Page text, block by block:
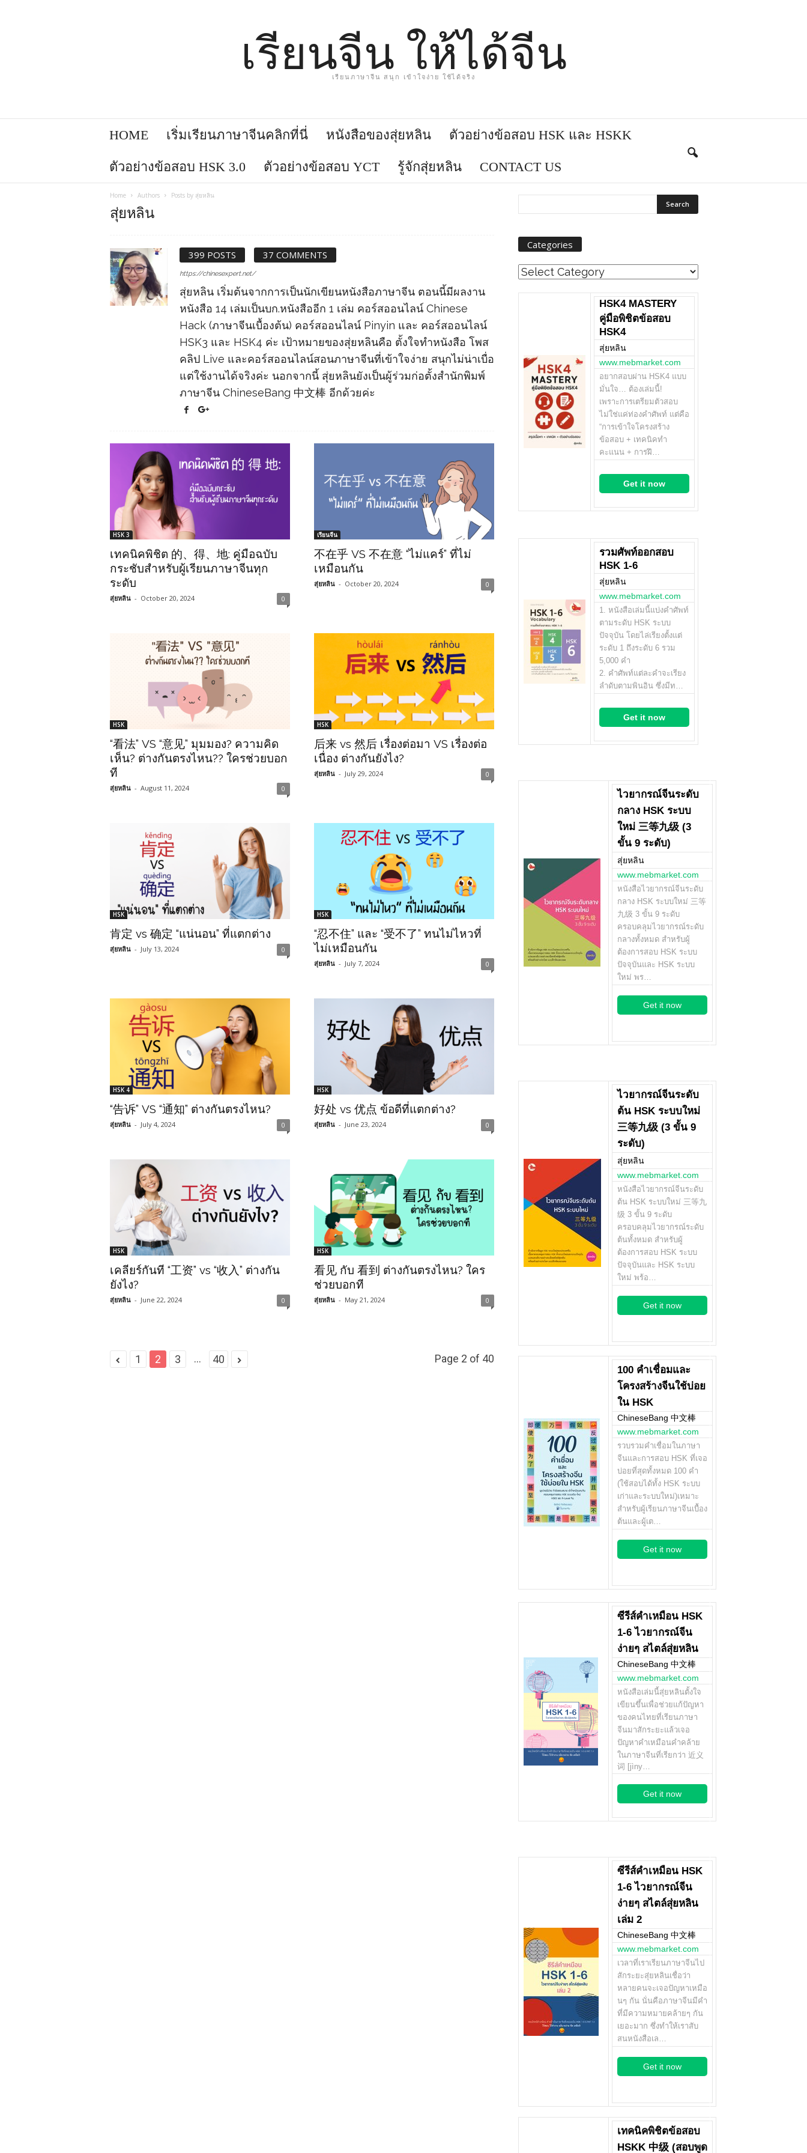
เรียนจีน ให้ได้จีน
เรียนภาษาจีน สนุก เข้าใจง่าย ใช้ได้จริง
HOME เริ่มเรียนภาษาจีนคลิกที่นี่ หนังสือของสุ่ยหลิน ตัวอย่างข้อสอบ HSK และ HSKK
ตัวอย่างข้อสอบ HSK 3.0 ตัวอย่างข้อสอบ YCT รู้จักสุ่ยหลิน CONTACT US
Home Authors Posts by สุ่ยหลิน
สุ่ยหลิน
399 POSTS 37 COMMENTS
https://chinesexpert.net/
สุ่ยหลิน เริ่มต้นจากการเป็นนักเขียนหนังสือภาษาจีน ตอนนี้มีผลงาน
หนังสือ 14 เล่มเป็นบก.หนังสืออีก 1 เล่ม คอร์สออนไลน์ Chinese
Hack (ภาษาจีนเบื้องต้น) คอร์สออนไลน์ Pinyin และ คอร์สออนไลน์
HSK3 และ HSK4 ค่ะ เป้าหมายของสุ่ยหลินคือ ตั้งใจทำหนังสือ โพส
คลิป Live และคอร์สออนไลน์สอนภาษาจีนที่เข้าใจง่าย สนุกไม่น่าเบื่อ
แต่ใช้งานได้จริงค่ะ นอกจากนี้ สุ่ยหลินยังเป็นผู้ร่วมก่อตั้งสำนักพิมพ์
ภาษาจีน ChineseBang 中文棒 อีกด้วยค่ะ
HSK 3
เทคนิคพิชิต 的、得、地: คู่มือฉบับ
กระชับสำหรับผู้เรียนภาษาจีนทุก
ระดับ
สุ่ยหลิน - October 20, 2024 0
เรียนจีน
不在乎 VS 不在意 “ไม่แคร์” ที่ไม่
เหมือนกัน
สุ่ยหลิน - October 20, 2024 0
HSK
“看法” VS “意见” มุมมอง? ความคิด
เห็น? ต่างกันตรงไหน?? ใครช่วยบอก
ที
สุ่ยหลิน - August 11, 2024 0
HSK
后来 vs 然后 เรื่องต่อมา VS เรื่องต่อ
เนื่อง ต่างกันยังไง?
สุ่ยหลิน - July 29, 2024 0
HSK
肯定 vs 确定 “แน่นอน” ที่แตกต่าง
สุ่ยหลิน - July 13, 2024 0
HSK
“忍不住” และ “受不了” ทนไม่ไหวที่
ไม่เหมือนกัน
สุ่ยหลิน - July 7, 2024 0
HSK 4
“告诉” VS “通知” ต่างกันตรงไหน?
สุ่ยหลิน - July 4, 2024 0
HSK
好处 vs 优点 ข้อดีที่แตกต่าง?
สุ่ยหลิน - June 23, 2024 0
HSK
เคลียร์กันที “工资” vs “收入” ต่างกัน
ยังไง?
สุ่ยหลิน - June 22, 2024 0
HSK
看见 กับ 看到 ต่างกันตรงไหน? ใคร
ช่วยบอกที
สุ่ยหลิน - May 21, 2024 0
1 2 3 ... 40 Page 2 of 40
Categories
Categories
HSK4 MASTERY
คู่มือพิชิตข้อสอบ
HSK4
สุ่ยหลิน
www.mebmarket.com
อยากสอบผ่าน HSK4 แบบ
มั่นใจ… ต้องเล่มนี้!
เพราะการเตรียมตัวสอบ
ไม่ใช่แค่ท่องคำศัพท์ แต่คือ
“การเข้าใจโครงสร้าง
ข้อสอบ + เทคนิคทำ
คะแนน + การฝึ…
Get it now
รวมศัพท์ออกสอบ
HSK 1-6
สุ่ยหลิน
www.mebmarket.com
1. หนังสือเล่มนี้แบ่งคำศัพท์
ตามระดับ HSK ระบบ
ปัจจุบัน โดยไล่เรียงตั้งแต่
ระดับ 1 ถึงระดับ 6 รวม
5,000 คำ
2. คำศัพท์แต่ละคำจะเรียง
ลำดับตามพินอิน ซึ่งมีท…
Get it now
ไวยากรณ์จีนระดับ
กลาง HSK ระบบ
ใหม่ 三等九级 (3
ขั้น 9 ระดับ)
สุ่ยหลิน
www.mebmarket.com
หนังสือไวยากรณ์จีนระดับ
กลาง HSK ระบบใหม่ 三等
九级 3 ขั้น 9 ระดับ
ครอบคลุมไวยากรณ์ระดับ
กลางทั้งหมด สำหรับผู้
ต้องการสอบ HSK ระบบ
ปัจจุบันและ HSK ระบบ
ใหม่ พร…
Get it now
ไวยากรณ์จีนระดับ
ต้น HSK ระบบใหม่
三等九级 (3 ขั้น 9
ระดับ)
สุ่ยหลิน
www.mebmarket.com
หนังสือไวยากรณ์จีนระดับ
ต้น HSK ระบบใหม่ 三等九
级 3 ขั้น 9 ระดับ
ครอบคลุมไวยากรณ์ระดับ
ต้นทั้งหมด สำหรับผู้
ต้องการสอบ HSK ระบบ
ปัจจุบันและ HSK ระบบ
ใหม่ พร้อ…
Get it now
100 คำเชื่อมและ
โครงสร้างจีนใช้บ่อย
ใน HSK
ChineseBang 中文棒
www.mebmarket.com
รวบรวมคำเชื่อมในภาษา
จีนและการสอบ HSK ที่เจอ
บ่อยที่สุดทั้งหมด 100 คำ
(ใช้สอบได้ทั้ง HSK ระบบ
เก่าและระบบใหม่)เหมาะ
สำหรับผู้เรียนภาษาจีนเบื้อง
ต้นและผู้เต…
Get it now
ซีรีส์คำเหมือน HSK
1-6 ไวยากรณ์จีน
ง่ายๆ สไตล์สุ่ยหลิน
ChineseBang 中文棒
www.mebmarket.com
หนังสือเล่มนี้สุ่ยหลินตั้งใจ
เขียนขึ้นเพื่อช่วยแก้ปัญหา
ของคนไทยที่เรียนภาษา
จีนมาสักระยะแล้วเจอ
ปัญหาคำเหมือนคำคล้าย
ในภาษาจีนที่เรียกว่า 近义
词 [jìny…
Get it now
ซีรีส์คำเหมือน HSK
1-6 ไวยากรณ์จีน
ง่ายๆ สไตล์สุ่ยหลิน
เล่ม 2
ChineseBang 中文棒
www.mebmarket.com
เวลาที่เราเรียนภาษาจีนไป
สักระยะสุ่ยหลินเชื่อว่า
หลายคนจะเจอปัญหาเหมือ
นๆ กัน นั่นคือภาษาจีนมีคำ
ที่มีความหมายคล้ายๆ กัน
เยอะมาก ซึ่งทำให้เราสับ
สนหนังสือเล…
Get it now
เทคนิคพิชิตข้อสอบ
HSKK 中级 (สอบพูด